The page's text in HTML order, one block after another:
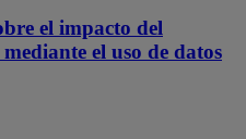
el impacto del
el uso de datos